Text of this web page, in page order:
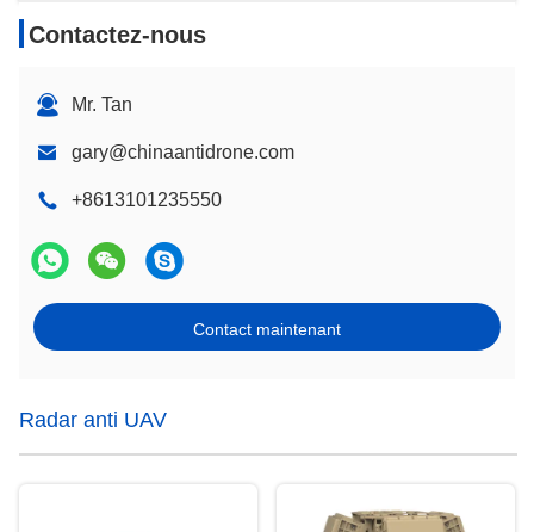
Contactez-nous
Mr. Tan
gary@chinaantidrone.com
+8613101235550
Contact maintenant
Radar anti UAV